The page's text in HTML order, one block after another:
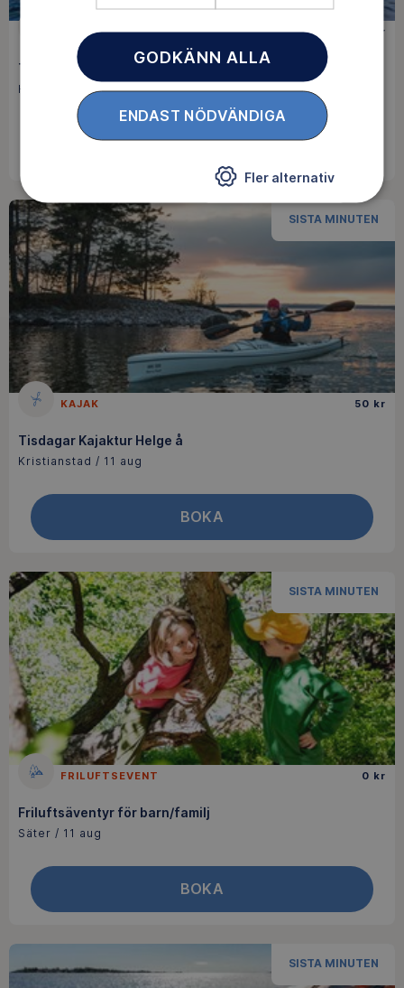
KAJAK 500 kr
Tisdags- Torsdags- paddling
Huddinge-Hägersten / 11 aug
INGEN ANMÄLAN KRÄVS
SISTA MINUTEN
KAJAK 50 kr
Tisdagar Kajaktur Helge å
Kristianstad / 11 aug
BOKA
SISTA MINUTEN
FRILUFTSEVENT 0 kr
Friluftsäventyr för barn/familj
Säter / 11 aug
BOKA
SISTA MINUTEN
GODKÄNN ALLA
ENDAST NÖDVÄNDIGA
Fler alternativ